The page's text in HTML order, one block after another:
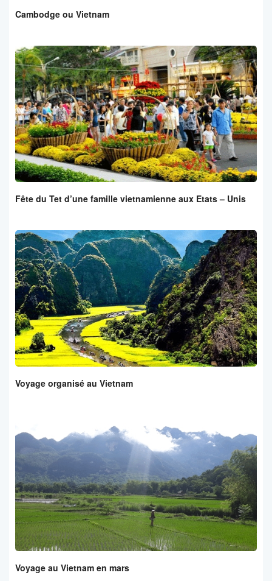
Cambodge ou Vietnam
Fête du Tet d’une famille vietnamienne aux Etats – Unis
Voyage organisé au Vietnam
Voyage au Vietnam en mars